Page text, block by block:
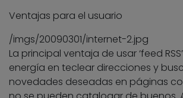
Ventajas para el usuario
/imgs/20090301/internet-2.jpg
La principal ventaja de usar ‘feed
energía en teclear direcciones y
novedades deseadas en páginas